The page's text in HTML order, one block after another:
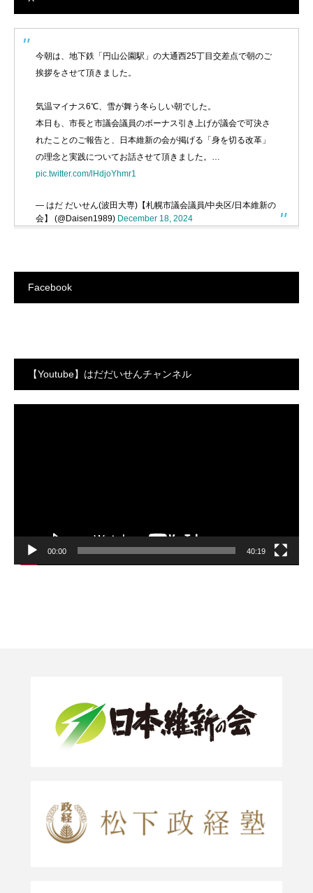
今朝は、地下鉄「円山公園駅」の大通西25丁目交差点で朝のご
挨拶をさせて頂きました。
気温マイナス6℃、雪が舞う冬らしい朝でした。
本日も、市長と市議会議員のボーナス引き上げが議会で可決さ
れたことのご報告と、日本維新の会が掲げる「身を切る改革」
の理念と実践についてお話させて頂きました。…
pic.twitter.com/lHdjoYhmr1
— はだ だいせん(波田大専)【札幌市議会議員/中央区/日本維新の
会】 (@Daisen1989) December 18, 2024
Facebook
【Youtube】はだだいせんチャンネル
00:00 40:19